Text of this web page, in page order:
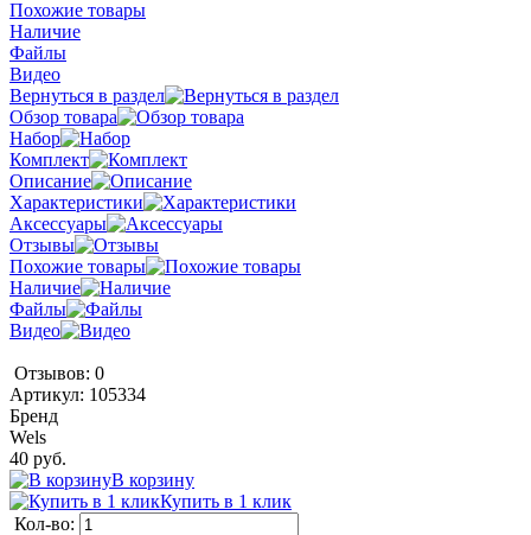
Похожие товары
Наличие
Файлы
Видео
Вернуться в раздел
Обзор товара
Набор
Комплект
Описание
Характеристики
Аксессуары
Отзывы
Похожие товары
Наличие
Файлы
Видео
Отзывов: 0
Артикул: 105334
Бренд
Wels
40 руб.
В корзину
Купить в 1 клик
Кол-во: